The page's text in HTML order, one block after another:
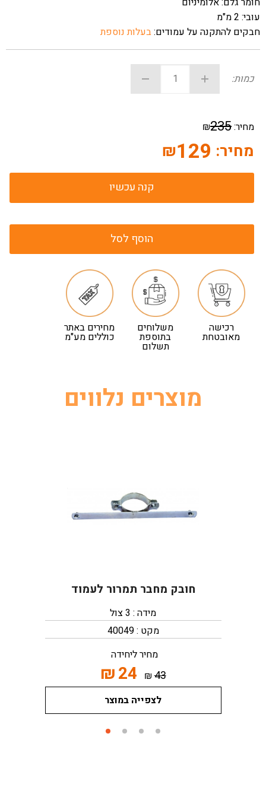
עובי: 2 מ"מ
חבקים להתקנה על עמודים:בעלות נוספת
כמות:
מחיר:235
₪
מחיר: 129
₪
קנה עכשיו
הוסף לסל
רכישה
מאובטחת
משלוחים
בתוספת
תשלום
מחירים באתר
כוללים מע"מ
מוצרים נלווים
חובק מחבר תמרור לעמוד
מידה : 3 צול
מקט : 40049
מחיר ליחידה
43
₪
24
₪
לצפייה במוצר